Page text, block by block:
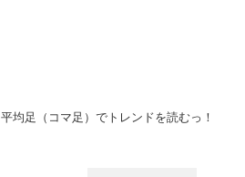
平均足（コマ足）でトレンドを読むっ！